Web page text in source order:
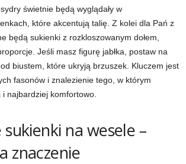
świetnie będą wyglądały w
które akcentują talię. Z kolei dla Pań z
będą sukienki z rozkloszowanym dołem,
Jeśli masz figurę jabłka, postaw na
biustem, które ukryją brzuszek. Kluczem jest
fasonów i znalezienie tego, w którym
najbardziej komfortowo.
sukienki na wesele –
znaczenie